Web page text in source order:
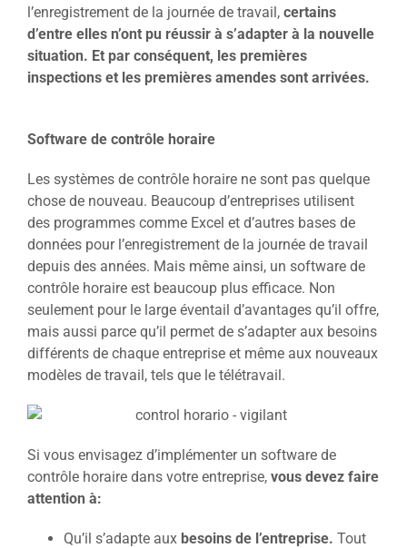
l’enregistrement de la journée de travail, certains
d’entre elles n’ont pu réussir à s’adapter à la nouvelle
situation. Et par conséquent, les premières
inspections et les premières amendes sont arrivées.
Software de contrôle horaire
Les systèmes de contrôle horaire ne sont pas quelque
chose de nouveau. Beaucoup d’entreprises utilisent
des programmes comme Excel et d’autres bases de
données pour l’enregistrement de la journée de travail
depuis des années. Mais même ainsi, un software de
contrôle horaire est beaucoup plus efficace. Non
seulement pour le large éventail d’avantages qu’il offre,
mais aussi parce qu’il permet de s’adapter aux besoins
différents de chaque entreprise et même aux nouveaux
modèles de travail, tels que le télétravail.
Si vous envisagez d’implémenter un software de
contrôle horaire dans votre entreprise, vous devez faire
attention à:
Qu’il s’adapte aux besoins de l’entreprise. Tout